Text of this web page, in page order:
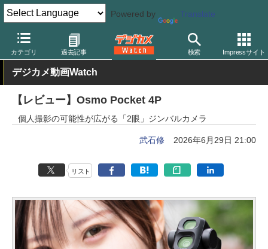
Powered by Translate
カテゴリ 過去記事 検索 Impressサイト
デジカメ Watch カメラ レンズ一体型（コンパクト）カメラ
デジカメ動画Watch
【レビュー】Osmo Pocket 4P
個人撮影の可能性が広がる「2眼」ジンバルカメラ
武石修 2026年6月29日 21:00
リスト